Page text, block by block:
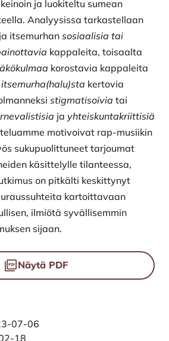
ja luokiteltu sumean
Analyysissa tarkastellaan
ja itsemurhan sosiaalisia tai
kappaleita, toisaalta
korostavia kappaleita
kertovia
stigmatisoivia tai
ja yhteiskuntakriittisiä
motivoivat rap-musiikin
sukupuolittuneet tarjoumat
käsittelylle tilanteessa,
on pitkälti keskittynyt
kartoittavaan
ilmiötä syvällisemmin
sijaan.
Näytä PDF
07-06
18